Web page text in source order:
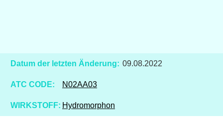
Datum der letzten Änderung: 09.08.2022
ATC CODE: N02AA03
WIRKSTOFF: Hydromorphon